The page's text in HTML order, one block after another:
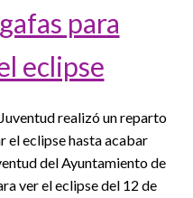
para
eclipse
realizó un reparto
eclipse hasta acabar
del Ayuntamiento de
ver el eclipse del 12 de